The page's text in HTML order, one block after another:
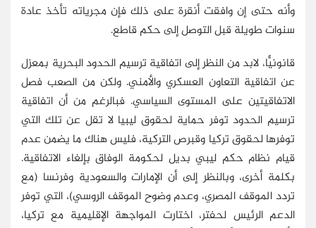
وأنه حتى إن وافقت أنقرة على ذلك فإن مجرياته تأخذ عادة
سنوات طويلة قبل التوصل إلى حكم قاطع.
قانونيًّا، لابد من النظر إلى اتفاقية ترسيم الحدود البحرية بمعزل
عن اتفاقية التعاون العسكري والأمني. ولكن من الصعب فصل
الاتفاقيتين على المستوى السياسي. فبالرغم من أن اتفاقية
ترسيم الحدود توفر حماية لحقوق ليبيا لا تقل عن تلك التي
توفرها لحقوق تركيا وقبرص التركية، فليس هناك ما يضمن عدم
قيام نظام حكم ليبي بديل لحكومة الوفاق بإلغاء الاتفاقية.
بكلمة أخرى، وبالنظر إلى أن الإمارات والسعودية وفرنسا (مع
تردد الموقف المصري، وعدم وضوح الموقف الروسي)، التي توفر
الدعم الرئيس لحفتر، اختارت المواجهة الإقليمية مع تركيا،